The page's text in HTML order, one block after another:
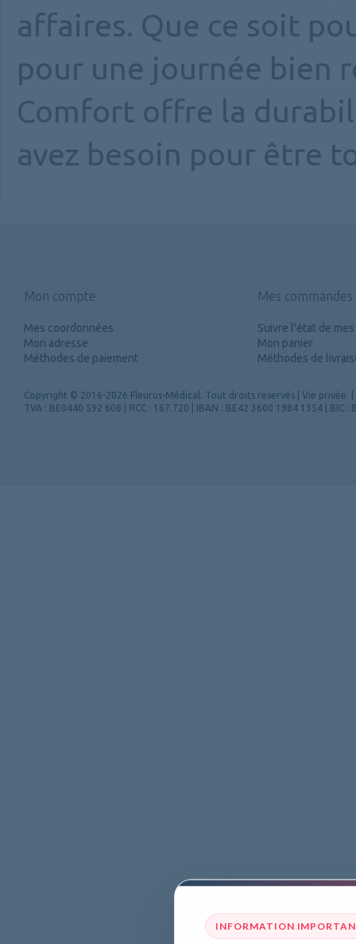
INFORMATION
affaires. Que ce soit
pour une journée bien
Comfort offre la
avez besoin pour être
Mon compte
Mes coordonnées
Mon adresse
Méthodes de paiement
Mes commandes
Suivre l'état de
Mon panier
Méthodes de
Copyright © 2016-2026 Fleurus-Médical. Tout droits reservés Vie privée
TVA : BE0440 592 608 | RCC : 167.720 | IBAN : BE42 3600 1984 1354 | BIC :